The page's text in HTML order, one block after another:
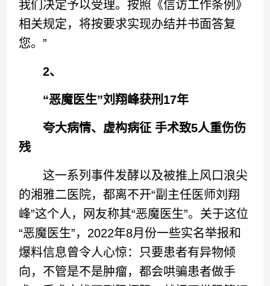
我们决定予以受理。按照《信访工作条例》
相关规定，将按要求实现办结并书面答复
您。”
2、
“恶魔医生”刘翔峰获刑17年
夸大病情、虚构病征 手术致5人重伤伤
残
这一系列事件发酵以及被推上风口浪尖
的湘雅二医院，都离不开“副主任医师刘翔
峰”这个人，网友称其“恶魔医生”。关于这位
“恶魔医生”，2022年8月份一些实名举报和
爆料信息曾令人心惊：只要患者有异物倾
向，不管是不是肿瘤，都会哄骗患者做手